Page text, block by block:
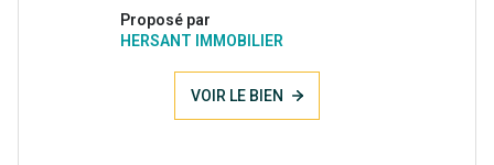
Proposé par
HERSANT IMMOBILIER
VOIR LE BIEN